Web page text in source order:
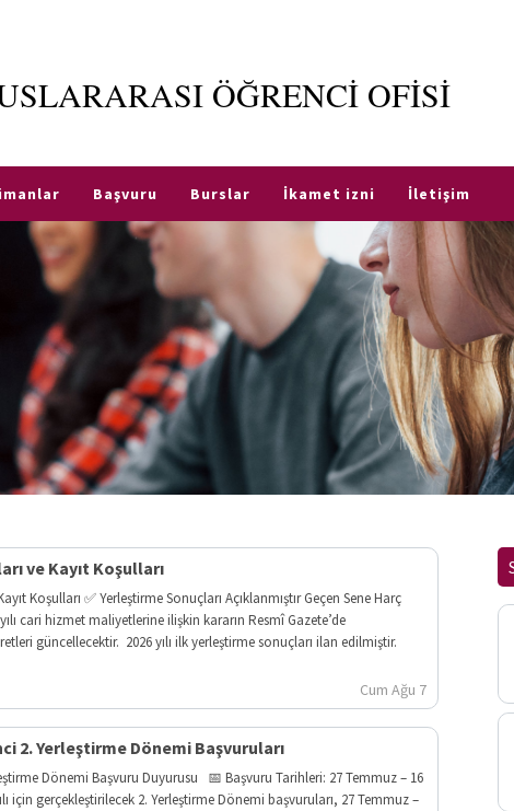
ÖĞRENCİ OFİSİ
Başvuru Burslar İkamet izni İletişim
ve Kayıt Koşulları
Koşulları ✅ Yerleştirme Sonuçları Açıklanmıştır Geçen Sene Harç
cari hizmet maliyetlerine ilişkin kararın Resmî Gazete’de
güncellecektir. 2026 yılı ilk yerleştirme sonuçları ilan edilmiştir.
Cum Ağu 7
2. Yerleştirme Dönemi Başvuruları
Dönemi Başvuru Duyurusu 📅 Başvuru Tarihleri: 27 Temmuz – 16
için gerçekleştirilecek 2. Yerleştirme Dönemi başvuruları, 27 Temmuz –